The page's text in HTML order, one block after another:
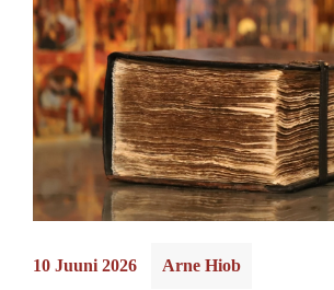
10 Juuni 2026 Arne Hiob